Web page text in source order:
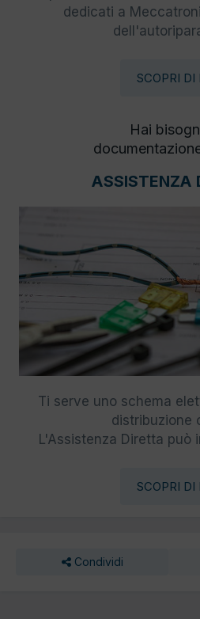
dedicati a
SCOPRI DI
Hai
ASSISTENZA
Ti serve uno schema
distribuzione
L'Assistenza Diretta può
SCOPRI DI
Condividi